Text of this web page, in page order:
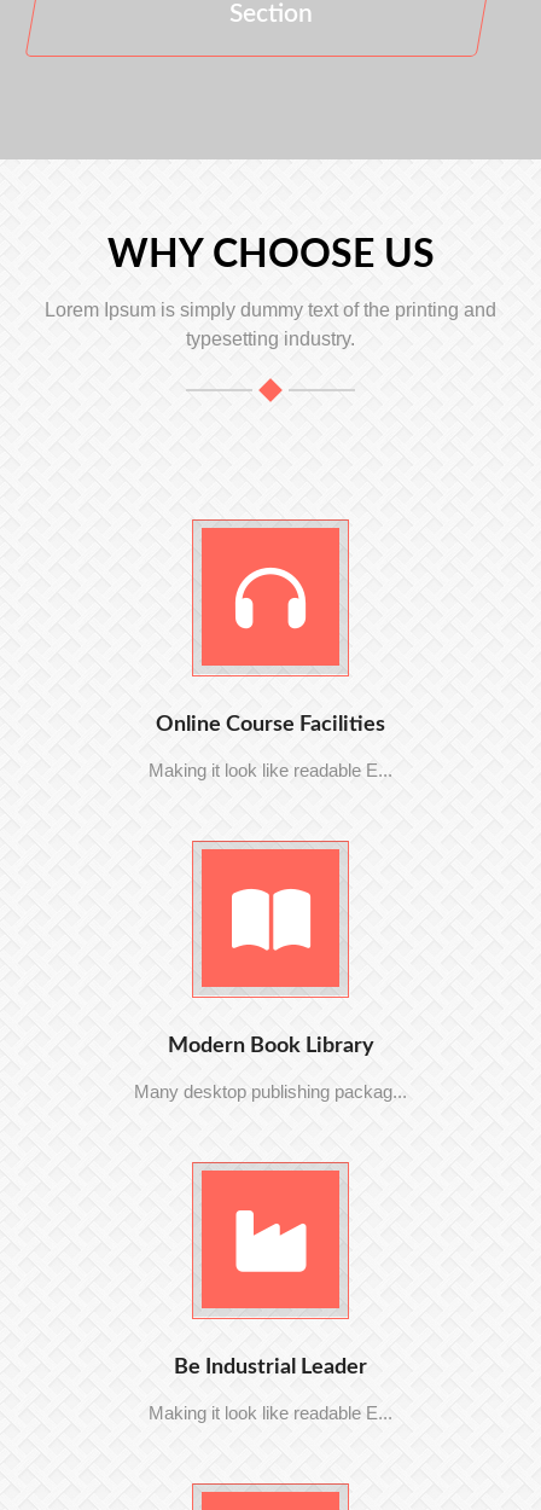
Section
WHY CHOOSE US
Lorem Ipsum is simply dummy text of the printing and
typesetting industry.
Online Course Facilities
Making it look like readable E...
Modern Book Library
Many desktop publishing packag...
Be Industrial Leader
Making it look like readable E...